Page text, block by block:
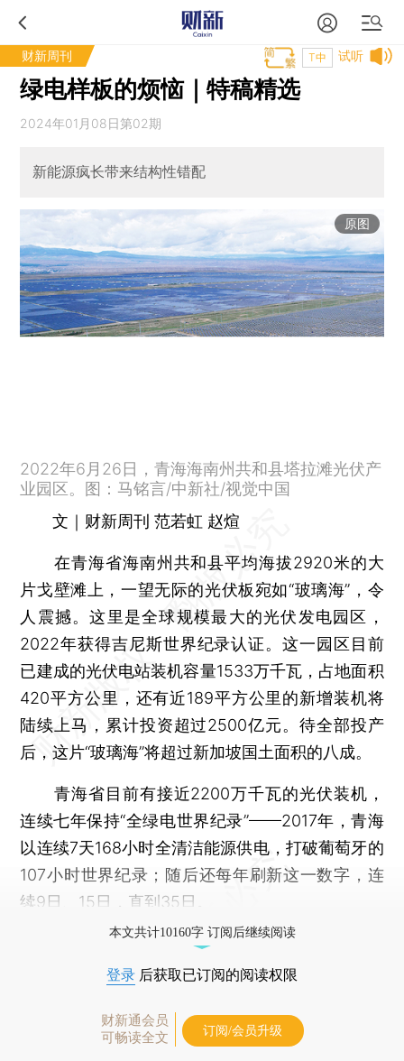
财新周刊 试听
T中
绿电样板的烦恼｜特稿精选
2024年01月08日第02期
新能源疯长带来结构性错配
原图
2022年6月26日，青海海南州共和县塔拉滩光伏产
业园区。图：马铭言/中新社/视觉中国
文｜财新周刊 范若虹 赵煊
在青海省海南州共和县平均海拔2920米的大
片戈壁滩上，一望无际的光伏板宛如“玻璃海”，令
人震撼。这里是全球规模最大的光伏发电园区，
2022年获得吉尼斯世界纪录认证。这一园区目前
已建成的光伏电站装机容量1533万千瓦，占地面积
420平方公里，还有近189平方公里的新增装机将
陆续上马，累计投资超过2500亿元。待全部投产
后，这片“玻璃海”将超过新加坡国土面积的八成。
青海省目前有接近2200万千瓦的光伏装机，
连续七年保持“全绿电世界纪录”——2017年，青海
以连续7天168小时全清洁能源供电，打破葡萄牙的
107小时世界纪录；随后还每年刷新这一数字，连
续9日、15日，直到35日。
本文共计10160字 订阅后继续阅读
登录 后获取已订阅的阅读权限
财新通会员
可畅读全文
订阅/会员升级